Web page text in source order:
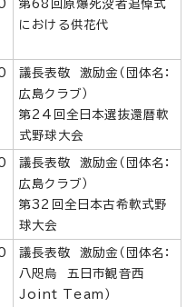
第68回原爆死没者追悼式
における供花代
議長表敬 激励金（団体名：
広島クラブ）
第24回全日本選抜還暦軟
式野球大会
議長表敬 激励金（団体名：
広島クラブ）
第32回全日本古希軟式野
球大会
議長表敬 激励金（団体名：
八咫烏 五日市観音西
Joint Team）